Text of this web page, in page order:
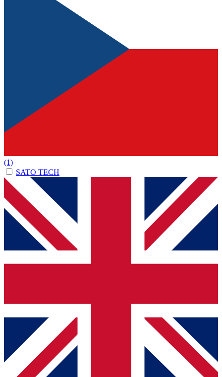
(1)
SATO TECH